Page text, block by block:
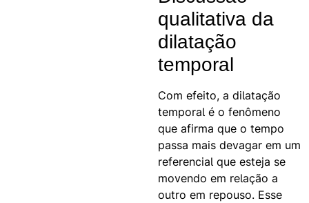
qualitativa da
dilatação
temporal
Com efeito, a dilatação
temporal é o fenômeno
que afirma que o tempo
passa mais devagar em um
referencial que esteja se
movendo em relação a
outro em repouso. Esse